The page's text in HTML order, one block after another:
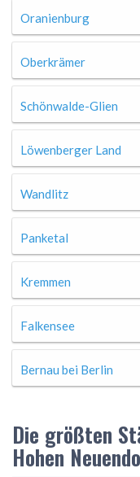
Oranienburg
Oberkrämer
Schönwalde-Glien
Löwenberger Land
Wandlitz
Panketal
Kremmen
Falkensee
Bernau bei Berlin
Die größten
Hohen